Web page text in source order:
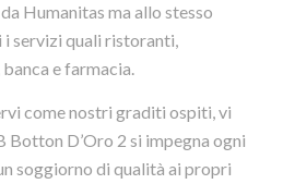
Humanitas ma allo stesso
servizi quali ristoranti,
e farmacia.
come nostri graditi ospiti, vi
D’Oro 2 si impegna ogni
soggiorno di qualità ai propri